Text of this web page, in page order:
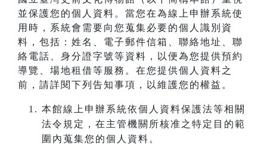
並保護您的個人資料。當您在為線上申辦系統使
用時，系統會需要向您蒐集必要的個人識別資
料，包括：姓名、電子郵件信箱、聯絡地址、聯
絡電話、身分證字號等資料，以便為您提供預約
導覽、場地租借等服務。在您提供個人資料之
前，請詳閱下列告知事項，以維護您的權益。
本館線上申辦系統依個人資料保護法等相關
法令規定，在主管機關所核准之特定目的範
圍內蒐集您的個人資料。